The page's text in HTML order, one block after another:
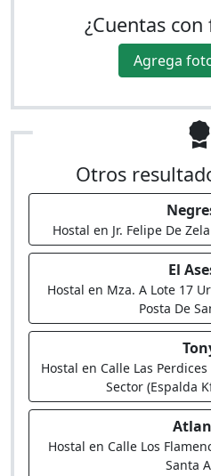
¿Cuentas
Agrega
Otros
Hostal en Jr. Felipe De
El
Hostal en Mza. A Lote 17
Posta De
Hostal en Calle Las
Sector (Espalda
Hostal en Calle Los
Santa